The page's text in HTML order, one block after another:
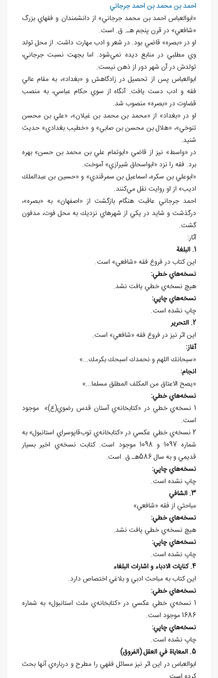
احمد بن محمد بن احمد جرجاني
«ابوالعباس احمد بن محمد جرجاني» از دانشمندان و فقهاي بزرگ
«شافعي» در قرن پنجم هـ. ق. است.
او در «بصره» قاضي بود. در شعر و ادب مهارت داشت. از محل تولد
وي مطلبي در منابع ديده نميشود. اما بجهت نسبت جرجاني،
تولدش در آن شهر دور از ذهن نيست.
ابوالعباس پس از تحصيل در زادگاهش و «بغداد»، به مقام عالي
فقه و ادب دست يافت. آنگاه از سوي حكام عباسي، به منصب
قضاوت در «بصره» منصوب شد.
او در «بغداد» از «محمد بن محمد بن غيلان»، «علي بن محسن
تنوخي»، «هلال بن محسن بن صابي» و «خطيب بغدادي» حديث
شنيد.
در «واسط» نيز از قاضي «ابوتمام علي بن محمد بن حسن» بهره
برد. فقه را نزد «ابواسحاق شيرازي» آموخت.
«ابوعلي بن سكره، اسماعيل بن سمرقندي» و «حسين بن عبدالملك
اديب» از او روايت نقل ميكنند.
احمد جرجاني عاقبت هنگام بازگشت از «اصفهان» به «بصره»،
درگذشت و شايد در يكي از شهرهاي نزديك به محل فوت، مدفون
گشت.
آثار:
1. البلغة
اين كتاب در فروع فقه «شافعي» است.
نسخههاي خطي:
هيچ نسخهي خطي يافت نشد.
نسخههاي چاپي:
چاپ نشده است.
2. التحرير
اين اثر نيز در فروع فقه «شافعي» است.
آغاز:
«سبحانك اللهم و نحمدك اسبحك بكرمك...»
انجام:
«يصح الاعتاق من المكلف المطلق مسلما...»
نسخههاي خطي:
1 نسخه‌ي خطي در «کتابخانه‌ي آستان قدس رضوي(ع)» موجود
است.
2 نسخه‌ي خطي عكسي در «کتابخانه‌ي توب
قاپوسراي استانبول» به
شماره 1097 و 1098 موجود است. كتابت نسخه
ي اخير بسيار
قديمي و به سال 586هـ.ق. است.
نسخههاي چاپي:
چاپ نشده است.
3. الشافي
مباحثي از فقه «شافعي»
نسخههاي خطي:
هيچ نسخهي خطي يافت نشد.
نسخههاي چاپي:
چاپ نشده است.
4. كنايات الادباء و اشارات البلغاء
اين كتاب به مباحث ادبي و بلاغي اختصاص دارد.
نسخههاي خطي:
1 نسخه‌ي خطي عكسي در «کتابخانه‌ي ملت استانبول» به شماره
1686 موجود است.
نسخههاي چاپي:
چاپ نشده است.
5. المعاياة في العقل (الفروق)
ابوالعباس در اين اثر نيز مسائل فقهي را مطرح و دربارهي آنها بحث